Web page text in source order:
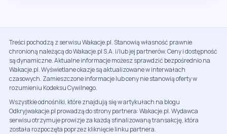
Treści pochodzą z serwisu Wakacje.pl. Stanowią własność prawnie
chronioną należącą do Wakacje.pl S.A. i/lub jej partnerów. Ceny i dostępność
są dynamiczne. Aktualne informacje możesz sprawdzić bezpośrednio na
Wakacje.pl. Wyświetlane okazje są aktualizowane w interwałach
czasowych. Zamieszczone informacje lub ceny nie stanowią oferty w
rozumieniu Kodeksu Cywilnego.
Wszystkie odnośniki, które znajdują się w artykułach na blogu
Odkryjwakacje.pl prowadzą do strony partnera: Wakacje.pl. Wydawca
serwisu otrzymuje prowizje za każdą sfinalizowaną transakcję, która
została rozpoczęta poprzez kliknięcie linku partnera.